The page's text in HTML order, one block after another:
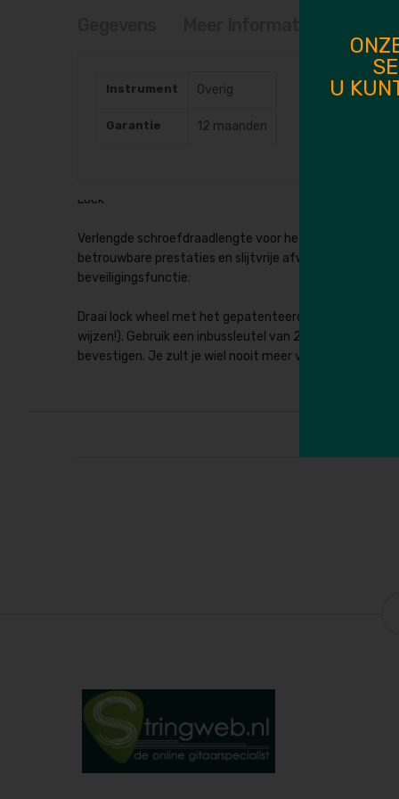
4 mm/ 5/32" schroef met zelftappend houtdraad.
en schroeven,
Lock
Verlengde schroefdraadlengte voor het vasthouden
betrouwbare prestaties en slijtvrije afwerking, Nieuw
beveiligingsfunctie:
Draai lock wheel met het gepatenteerde
wijzen!). Gebruik een inbussleutel van 2 mm of 5/64''
bevestigen. Je zult je wiel nooit meer verliezen!
informatie
Instrument Overig
Garantie 12 maanden
U